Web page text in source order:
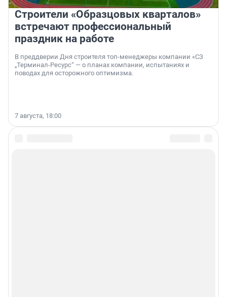
Строители «Образцовых кварталов»
встречают профессиональный
праздник на работе
В преддверии Дня строителя топ-менеджеры компании «СЗ
„Терминал-Ресурс“ — о планах компании, испытаниях и
поводах для осторожного оптимизма.
7 августа, 18:00